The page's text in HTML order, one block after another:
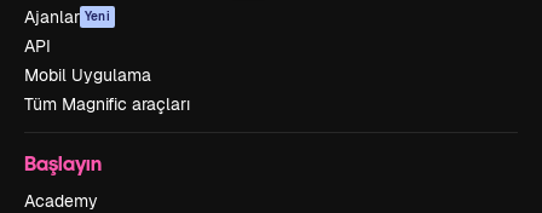
Ajanlar Yeni
API
Mobil Uygulama
Tüm Magnific araçları
Başlayın
Academy